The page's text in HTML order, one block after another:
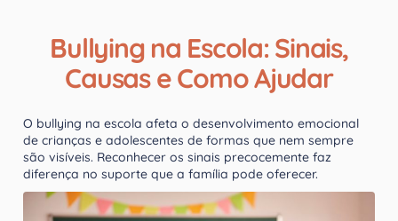
Bullying na Escola: Sinais,
Causas e Como Ajudar
O bullying na escola afeta o desenvolvimento emocional
de crianças e adolescentes de formas que nem sempre
são visíveis. Reconhecer os sinais precocemente faz
diferença no suporte que a família pode oferecer.